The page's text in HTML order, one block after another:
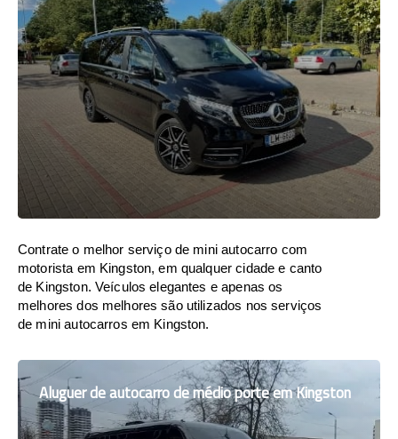
Contrate o melhor serviço de mini autocarro com
motorista em Kingston, em qualquer cidade e canto
de Kingston. Veículos elegantes e apenas os
melhores dos melhores são utilizados nos serviços
de mini autocarros em Kingston.
Aluguer de autocarro de médio porte em Kingston